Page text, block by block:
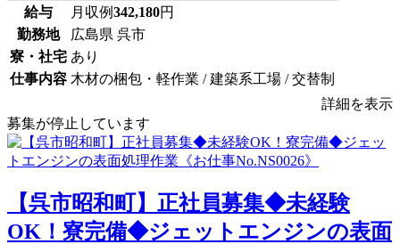
給与 月収例342,180円
勤務地
広島県 呉市
寮・社宅 あり
仕事内容 木材の梱包・軽作業 / 建築系工場 / 交替制
詳細を表示
募集が停止しています
【呉市昭和町】正社員募集◆未経験
OK！寮完備◆ジェットエンジンの表面